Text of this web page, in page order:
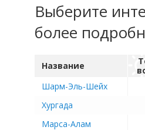
Выберите
более
Название
Шарм-Эль-Шейх
Хургада
Марса-Алам